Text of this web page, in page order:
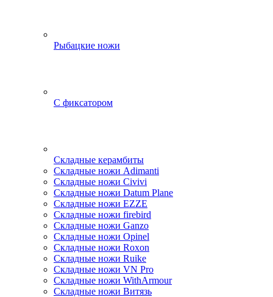
Рыбацкие ножи
С фиксатором
Складные керамбиты
Складные ножи Adimanti
Складные ножи Civivi
Складные ножи Datum Plane
Складные ножи EZZE
Складные ножи firebird
Складные ножи Ganzo
Складные ножи Opinel
Складные ножи Roxon
Складные ножи Ruike
Складные ножи VN Pro
Складные ножи WithArmour
Складные ножи Витязь